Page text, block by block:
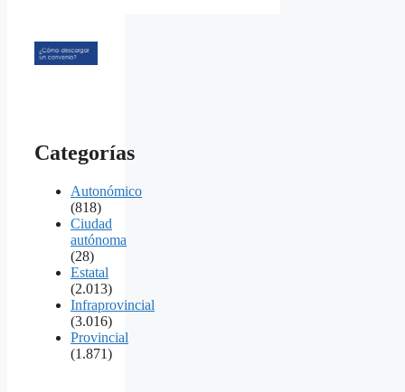
Categorías
Autonómico
(818)
Ciudad
autónoma
(28)
Estatal
(2.013)
Infraprovincial
(3.016)
Provincial
(1.871)